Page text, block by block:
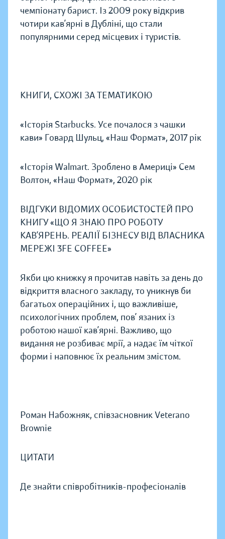
чемпіонату барист. Із 2009 року відкрив
чотири кав’ярні в Дубліні, що стали
популярними серед місцевих і туристів.
КНИГИ, СХОЖІ ЗА ТЕМАТИКОЮ
«Історія Starbucks. Усе почалося з чашки
кави» Говард Шульц, «Наш Формат», 2017 рік
«Історія Walmart. Зроблено в Америці» Сем
Волтон, «Наш Формат», 2020 рік
ВІДГУКИ ВІДОМИХ ОСОБИСТОСТЕЙ ПРО
КНИГУ «ЩО Я ЗНАЮ ПРО РОБОТУ
КАВ’ЯРЕНЬ. РЕАЛІЇ БІЗНЕСУ ВІД ВЛАСНИКА
МЕРЕЖІ 3FE COFFEE»
Якби цю книжку я прочитав навіть за день до
відкриття власного закладу, то уникнув би
багатьох операційних і, що важливіше,
психологічних проблем, пов’ язаних із
роботою нашої кав’ярні. Важливо, що
видання не розбиває мрії, а надає їм чіткої
форми і наповнює їх реальним змістом.
Роман Набожняк, співзасновник Veterano
Brownie
ЦИТАТИ
Де знайти співробітників-професіоналів